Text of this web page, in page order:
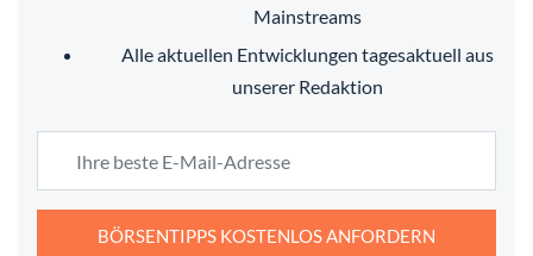
Mainstreams
Alle aktuellen Entwicklungen tagesaktuell aus
unserer Redaktion
BÖRSENTIPPS KOSTENLOS ANFORDERN